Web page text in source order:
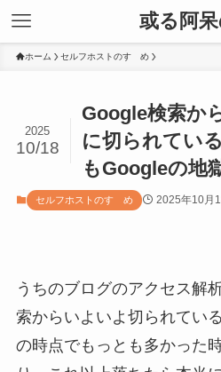
或る阿
ホーム セルフホストのすゝめ
Google検索か
に切られてい
もGoogleの地
2025
10/18
セルフホストのすゝめ 2025年10月
うちのブログのアクセス解
索からいよいよ切られてい
の時点でもっとも多かった